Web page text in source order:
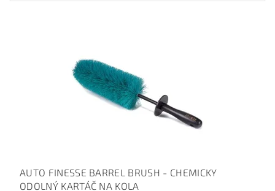
AUTO FINESSE BARREL BRUSH - CHEMICKY
ODOLNÝ KARTÁČ NA KOLA